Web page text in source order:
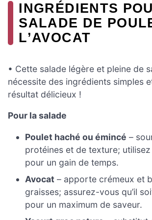
INGRÉDIENTS
SALADE DE
L’AVOCAT
• Cette salade légère et pleine de
nécessite des ingrédients simples
résultat délicieux !
Pour la salade
Poulet haché ou émincé –
protéines et de texture;
pour un gain de temps.
Avocat – apporte crémeux et
graisses; assurez-vous qu’il
pour un maximum de saveur.